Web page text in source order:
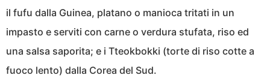
il fufu dalla Guinea, platano o manioca tritati in un
impasto e serviti con carne o verdura stufata, riso ed
una salsa saporita; e i Tteokbokki (torte di riso cotte a
fuoco lento) dalla Corea del Sud.